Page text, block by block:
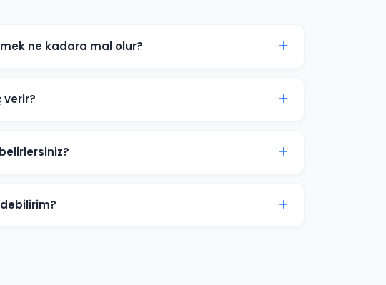
ne kadara mal olur?
sonuçları ücretsiz danışmanlıkta paylaşabiliriz.
verir?
Optimizasyon süreci 2-4 hafta sürer.